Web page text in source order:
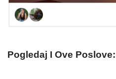
Pogledaj I Ove Poslove: